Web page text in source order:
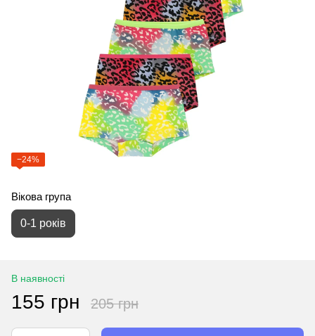
−24%
Вікова група
0-1 років
В наявності
155 грн 205 грн